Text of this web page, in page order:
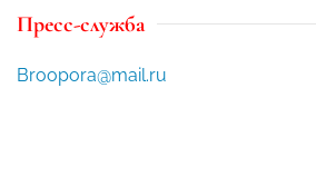
Пресс-служба
Broopora@mail.ru